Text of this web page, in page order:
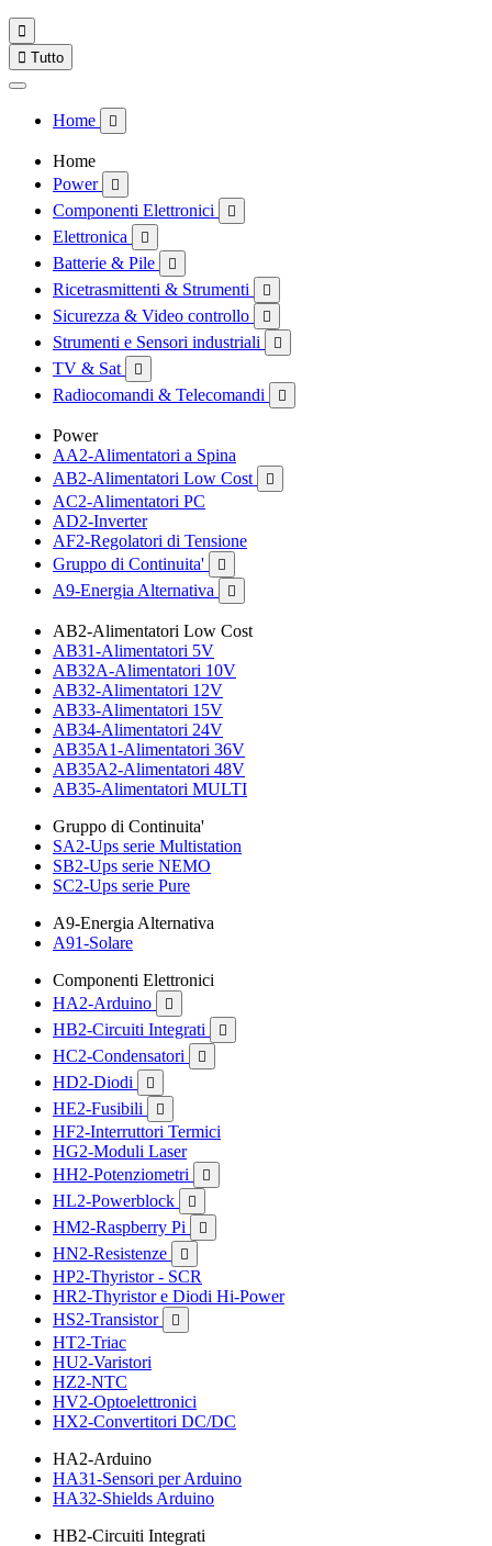

 Tutto
Home 
Home
Power

Componenti Elettronici 
Elettronica 
Batterie & Pile 
Ricetrasmittenti & Strumenti 
Sicurezza & Video controllo 
Strumenti e Sensori industriali 
TV & Sat 
Radiocomandi & Telecomandi 
Power
AA2-Alimentatori a Spina
AB2-Alimentatori Low Cost

AC2-Alimentatori PC
AD2-Inverter
AF2-Regolatori di Tensione
Gruppo di Continuita'

A9-Energia Alternativa 
AB2-Alimentatori Low Cost
AB31-Alimentatori 5V
AB32A-Alimentatori 10V
AB32-Alimentatori 12V
AB33-Alimentatori 15V
AB34-Alimentatori 24V
AB35A1-Alimentatori 36V
AB35A2-Alimentatori 48V
AB35-Alimentatori MULTI
Gruppo di Continuita'
SA2-Ups serie Multistation
SB2-Ups serie NEMO
SC2-Ups serie Pure
A9-Energia Alternativa
A91-Solare
Componenti Elettronici
HA2-Arduino

HB2-Circuiti Integrati 
HC2-Condensatori 
HD2-Diodi 
HE2-Fusibili 
HF2-Interruttori Termici
HG2-Moduli Laser
HH2-Potenziometri

HL2-Powerblock 
HM2-Raspberry Pi 
HN2-Resistenze 
HP2-Thyristor - SCR
HR2-Thyristor e Diodi Hi-Power
HS2-Transistor

HT2-Triac
HU2-Varistori
HZ2-NTC
HV2-Optoelettronici
HX2-Convertitori DC/DC
HA2-Arduino
HA31-Sensori per Arduino
HA32-Shields Arduino
HB2-Circuiti Integrati